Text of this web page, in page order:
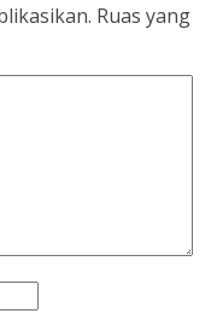
Ruas yang